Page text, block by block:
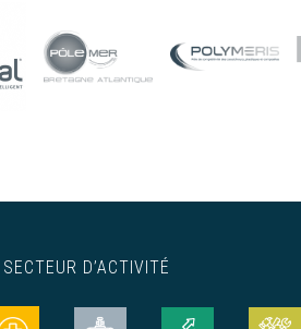
D’ACTIVITÉ